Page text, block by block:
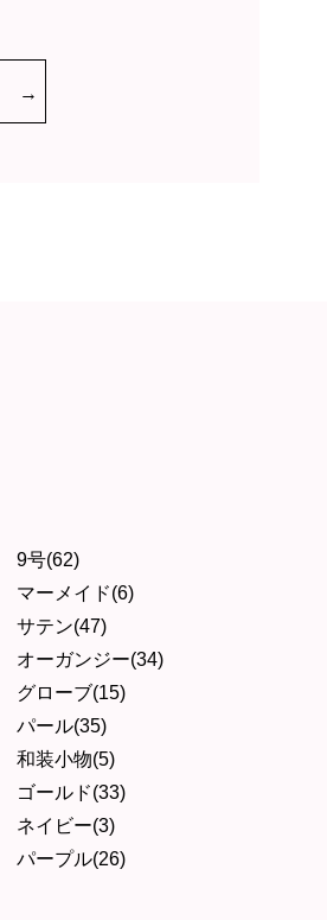
9号(62)
マーメイド(6)
サテン(47)
オーガンジー(34)
グローブ(15)
パール(35)
和装小物(5)
ゴールド(33)
ネイビー(3)
パープル(26)